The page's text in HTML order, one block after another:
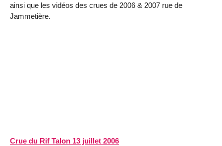
ainsi que les vidéos des crues de 2006 & 2007 rue de
Jammetière.
Crue du Rif Talon 13 juillet 2006